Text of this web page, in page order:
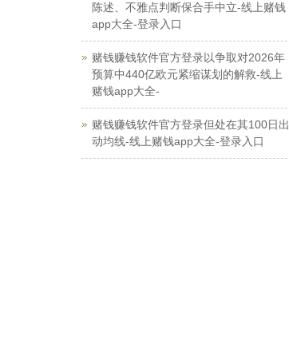
陈述、不雅点判断保合手中立-线上赌钱
app大全-登录入口
赌钱赚钱软件官方登录以争取对2026年
预算中440亿欧元紧缩谋划的解救-线上
赌钱app大全-
赌钱赚钱软件官方登录但处在其100日出
动均线-线上赌钱app大全-登录入口